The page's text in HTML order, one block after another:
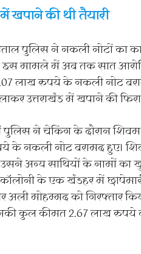
खपाने की थी तैयारी
पुलिस ने नकली नोटों का
इस मामले में अब तक सात
लाख रुपये के नकली नोट
उत्तराखंड में खपाने की
ने चेकिंग के दौरान शिवम
के नकली नोट बरामद हुए।
अन्य साथियों के नामों का
के एक खंडहर में
मोहम्मद को गिरफ्तार
कुल कीमत 2.67 लाख रुपये